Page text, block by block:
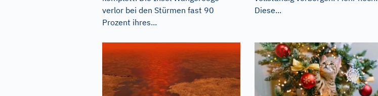
verlor bei den Stürmen fast 90
Prozent ihres...
Diese...